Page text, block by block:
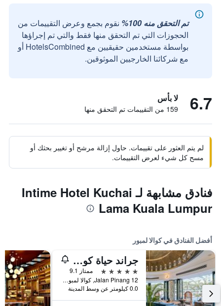
تم التحقق منه 100%
نقوم بجمع وعرض التقييمات من
الحجوزات التي تم التحقق منها فقط والتي تم إجراؤها
بواسطة مستخدمين حقيقيين مع HotelsCombined أو
مع شركائنا الخارجيين الموثوقين.
6.7 لا بأس
159 من التقييمات تم التحقق منها
لم يتم العثور على تقييمات. حاول إزالة مرشح أو تغيير بحثك أو
مسح كل شيء لعرض التقييمات.
فنادق مشابهة لـ Intime Hotel Kuchai
Lama Kuala Lumpur
أفضل الفنادق في كوالا لمبور
جراند حياة كوالالمبور
5 نجوم
ممتاز 9.1
12 Jalan Pinang, كوالا لمبور, ماليزيا
0.0 كيلومتر عن وسط المدينة